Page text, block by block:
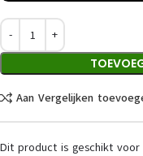
Aan Vergelijken
Dit product is geschikt